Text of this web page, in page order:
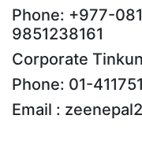
Phone: +977-
9851238161
Corporate
Phone: 01-
Email :